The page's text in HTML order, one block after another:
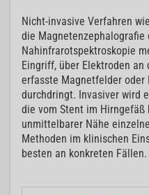
Nicht-invasive Verfahren
die Magnetenzephalografie
Nahinfrarotspektroskopie
Eingriff, über Elektroden
erfasste Magnetfelder oder
durchdringt. Invasiver wird
die vom Stent im
unmittelbarer Nähe
Methoden im klinischen
besten an konkreten Fällen.